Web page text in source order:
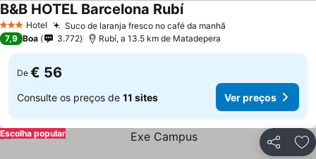
3 EstrelasHotel Suco de laranja fresco no café da manhã
B&B HOTEL Barcelona Rubí
7,9 Boa 3.772 Rubí, a 13.5 km de Matadepera
De € 56
Consulte os preços de 11 sites Ver preços
Partilhar
Escolha popular